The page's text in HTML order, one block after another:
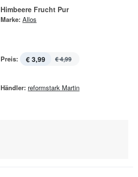
Himbeere Frucht Pur
Marke: Allos
Preis: € 3,99 € 4,99
Händler: reformstark Martin